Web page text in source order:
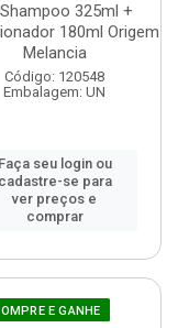
325ml +
180ml Origem
Melancia
Código: 120548
Embalagem: UN
Faça seu login ou
cadastre-se para
ver preços e
comprar
E GANHE